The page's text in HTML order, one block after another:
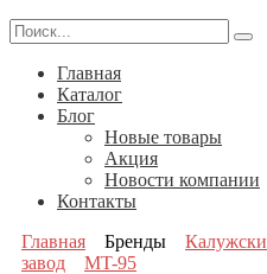
Search
for:
Главная
Каталог
Блог
Новые товары
Акция
Новости компании
Контакты
Главная
Бренды
завод
MT-95